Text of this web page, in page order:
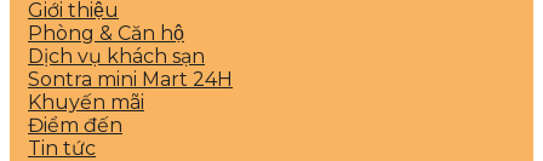
Giới thiệu
Phòng & Căn hộ
Dịch vụ khách sạn
Sontra mini Mart 24H
Khuyến mãi
Điểm đến
Tin tức